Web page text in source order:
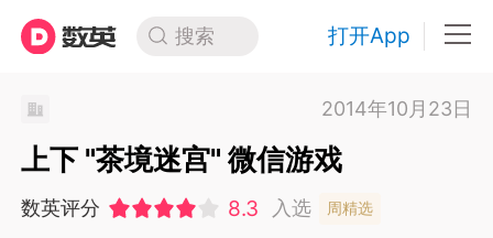
搜索 打开App
2014年10月23日
上下 "茶境迷宫" 微信游戏
数英评分 8.3 入选 周精选